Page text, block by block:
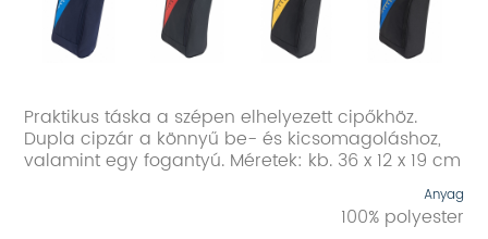
Praktikus táska a szépen elhelyezett cipőkhöz.
Dupla cipzár a könnyű be- és kicsomagoláshoz,
valamint egy fogantyú. Méretek: kb. 36 x 12 x 19 cm
Anyag
100% polyester